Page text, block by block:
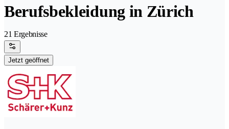
Berufsbekleidung in Zürich
21 Ergebnisse
Jetzt geöffnet